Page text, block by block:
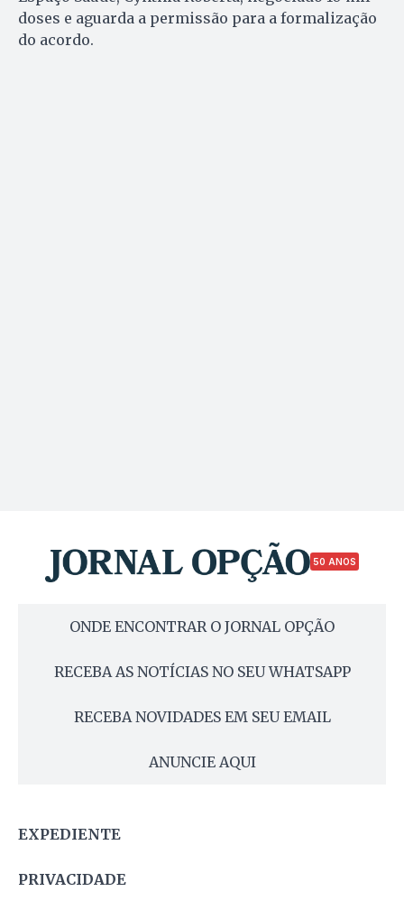
doses e aguarda a permissão para a formalização
do acordo.
50 ANOS
ONDE ENCONTRAR O JORNAL OPÇÃO
RECEBA AS NOTÍCIAS NO SEU WHATSAPP
RECEBA NOVIDADES EM SEU EMAIL
ANUNCIE AQUI
EXPEDIENTE
PRIVACIDADE